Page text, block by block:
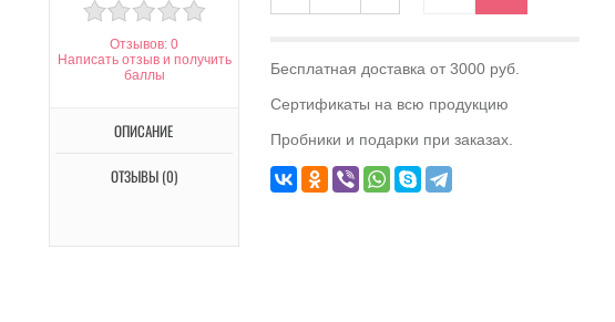
Отзывов: 0
Написать отзыв и получить
баллы
ОПИСАНИЕ
ОТЗЫВЫ (0)
Бесплатная доставка от 3000 руб.
Сертификаты на всю продукцию
Пробники и подарки при заказах.